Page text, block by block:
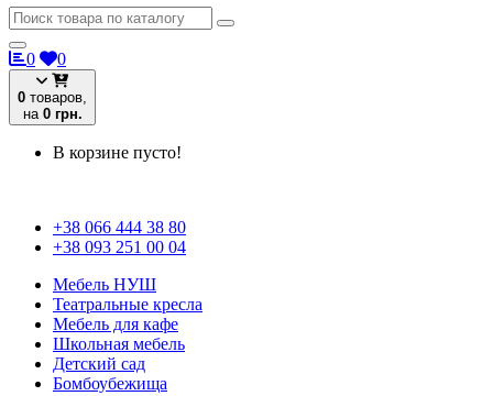
0 0
0 товаров,
на 0 грн.
В корзине пусто!
+38 066 444 38 80
+38 093 251 00 04
Мебель НУШ
Театральные кресла
Мебель для кафе
Школьная мебель
Детский сад
Бомбоубежища